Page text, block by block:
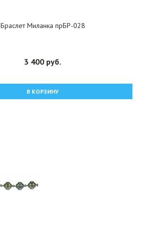
Браслет Миланка прБР-028
3 400 руб.
В КОРЗИНУ